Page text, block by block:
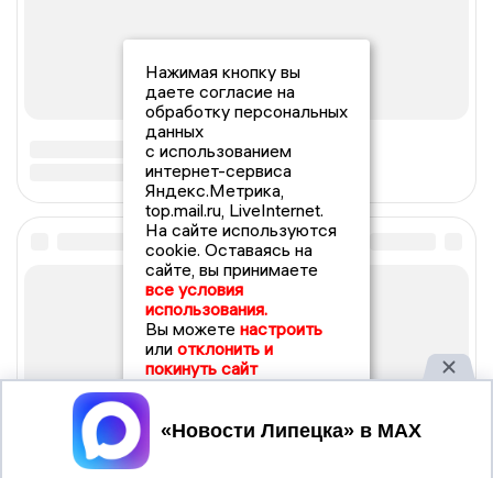
Нажимая кнопку вы
даете согласие на
обработку персональных
данных
с использованием
интернет-сервиса
Яндекс.Метрика,
top.mail.ru, LiveInternet.
На сайте используются
cookie. Оставаясь на
сайте, вы принимаете
все условия
использования.
Вы можете настроить
или отклонить и
покинуть сайт
Принять